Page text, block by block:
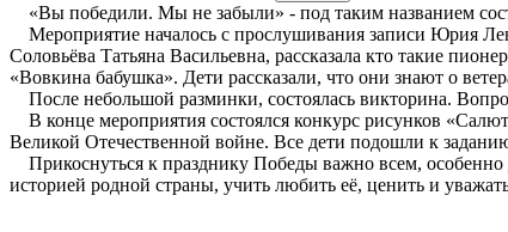
«Вы победили. Мы не забыли» - под таким названием
Мероприятие началось с прослушивания записи Юрия
Соловьёва Татьяна Васильевна, рассказала кто такие
«Вовкина бабушка». Дети рассказали, что они знают о
После небольшой разминки, состоялась викторина.
В конце мероприятия состоялся конкурс рисунков
Великой Отечественной войне. Все дети подошли к
Прикоснуться к празднику Победы важно всем, особенно
историей родной страны, учить любить её, ценить и